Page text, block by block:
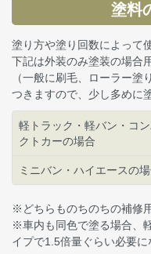
塗料
塗り方や塗り回数によって
下記は外装のみ塗装の場合
（一般に刷毛、ローラー塗
つきますので、少し多めに
軽トラック・軽バン・コ
クトカーの場合
ミニバン・ハイエースの
※どちらものちのちの補修
※車内も同色で塗る場合、
イプで1.5倍量ぐらい必要に